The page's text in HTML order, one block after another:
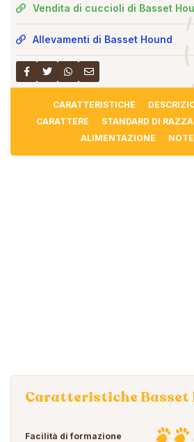
Vendita di cuccioli di Basset
Allevamenti di Basset Hound
CARATTERISTICHE
CARATTERE
STANDARD DI RAZZA
ALIMENTAZIONE
NOTE
Caratteristiche Basset
Facilità di formazione